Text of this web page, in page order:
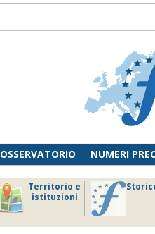
OSSERVATORIO NUMERI
Territorio e
istituzioni